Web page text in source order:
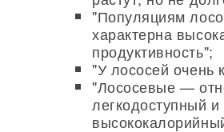
"Популяциям
характерна
продуктивность";
"У лососей очень
"Лососевые —
легкодоступный и